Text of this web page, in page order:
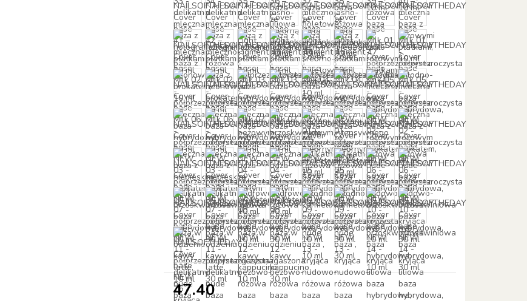
47.40